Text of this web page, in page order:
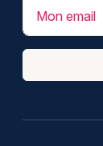
Mon email